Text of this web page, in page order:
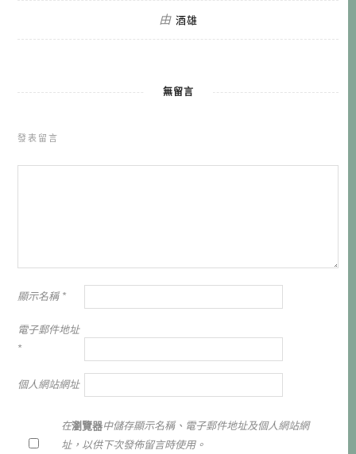
由 酒雄
無留言
發表留言
顯示名稱 *
電子郵件地址
*
個人網站網址
在瀏覽器中儲存顯示名稱、電子郵件地址及個人網站網
址，以供下次發佈留言時使用。